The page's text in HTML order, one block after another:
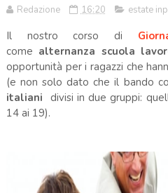
Redazione 16:20 estate
Il nostro corso di
come alternanza scuola
opportunità per i ragazzi che
(e non solo dato che il bando
italiani divisi in due gruppi:
14 ai 19).